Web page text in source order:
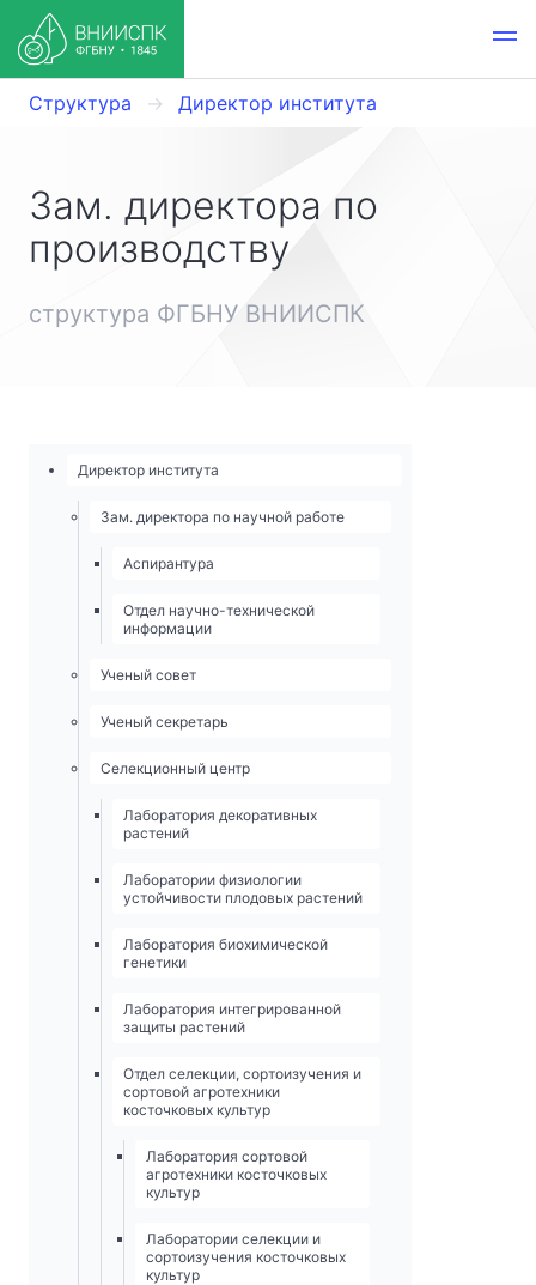
Структура Директор института
Зам. директора по
производству
структура ФГБНУ ВНИИСПК
Директор института
Зам. директора по научной работе
Аспирантура
Отдел научно-технической
информации
Ученый совет
Ученый секретарь
Селекционный центр
Лаборатория декоративных
растений
Лаборатории физиологии
устойчивости плодовых растений
Лаборатория биохимической
генетики
Лаборатория интегрированной
защиты растений
Отдел селекции, сортоизучения и
сортовой агротехники
косточковых культур
Лаборатория сортовой
агротехники косточковых
культур
Лаборатории селекции и
сортоизучения косточковых
культур